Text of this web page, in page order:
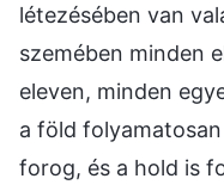
létezésében van
szemében minden
eleven, minden
a föld
forog, és a hold is